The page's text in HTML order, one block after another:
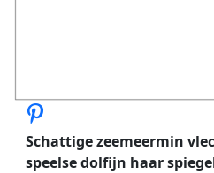
Schattige zeemeermin
speelse dolfijn haar